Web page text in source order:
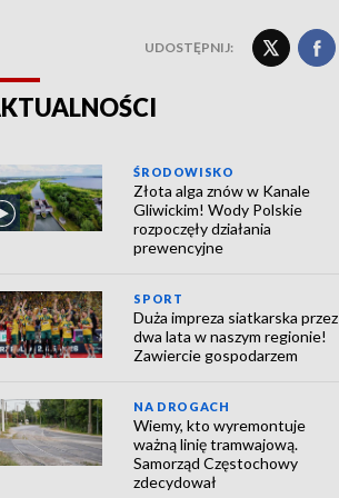
UDOSTĘPNIJ:
ŚRODOWISKO
Złota alga znów w Kanale
Gliwickim! Wody Polskie
rozpoczęły działania
prewencyjne
SPORT
Duża impreza siatkarska przez
dwa lata w naszym regionie!
Zawiercie gospodarzem
NA DROGACH
Wiemy, kto wyremontuje
ważną linię tramwajową.
Samorząd Częstochowy
zdecydował